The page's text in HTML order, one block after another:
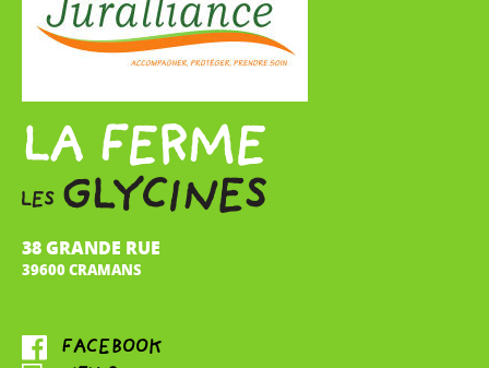
38 GRANDE RUE
39600 CRAMANS